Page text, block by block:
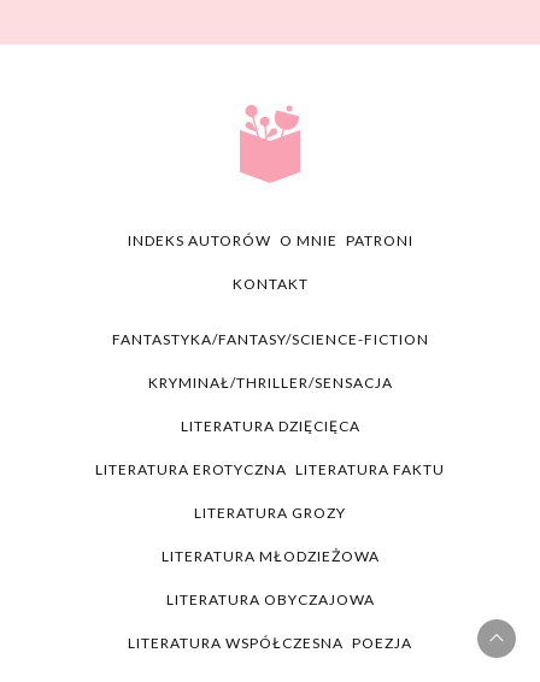
INDEKS AUTORÓW O MNIE PATRONI
KONTAKT
FANTASTYKA/FANTASY/SCIENCE-FICTION
KRYMINAŁ/THRILLER/SENSACJA
LITERATURA DZIĘCIĘCA
LITERATURA EROTYCZNA LITERATURA FAKTU
LITERATURA GROZY
LITERATURA MŁODZIEŻOWA
LITERATURA OBYCZAJOWA
LITERATURA WSPÓŁCZESNA POEZJA